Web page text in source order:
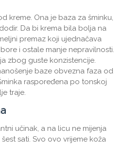
kreme. Ona je baza za šminku,
Da bi krema bila bolja na
premaz koji ujednačava
i ostale manje nepravilnosti.
zbog guste konzistencije.
baze obvezna faza od
raspoređena po tonskoj
traje.
učinak, a na licu ne mijenja
sati. Svo ovo vrijeme koža